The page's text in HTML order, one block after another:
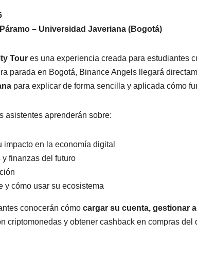
– Universidad Javeriana (Bogotá)
Tour es una experiencia creada para estudiantes
parada en Bogotá, Binance Angels llegará
para explicar de forma sencilla y aplicada cómo
asistentes aprenderán sobre:
impacto en la economía digital
finanzas del futuro
y cómo usar su ecosistema
conocerán cómo cargar su cuenta, gestionar
criptomonedas y obtener cashback en compras del